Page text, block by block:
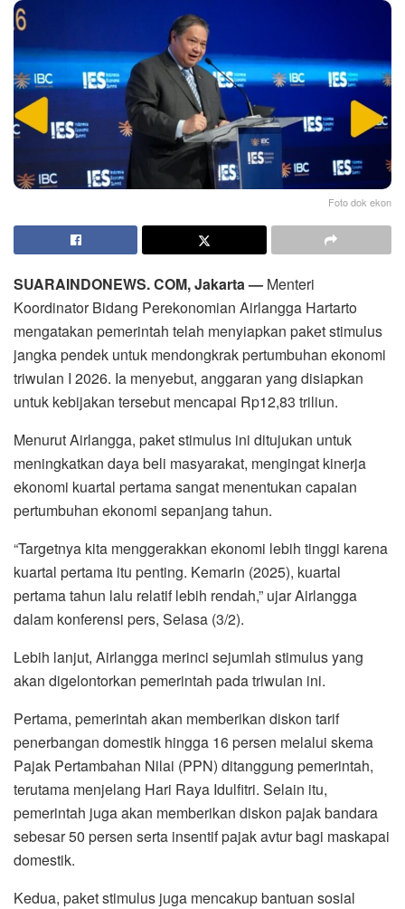
Foto dok ekon
SUARAINDONEWS. COM, Jakarta — Menteri
Koordinator Bidang Perekonomian Airlangga Hartarto
mengatakan pemerintah telah menyiapkan paket stimulus
jangka pendek untuk mendongkrak pertumbuhan ekonomi
triwulan I 2026. Ia menyebut, anggaran yang disiapkan
untuk kebijakan tersebut mencapai Rp12,83 triliun.
Menurut Airlangga, paket stimulus ini ditujukan untuk
meningkatkan daya beli masyarakat, mengingat kinerja
ekonomi kuartal pertama sangat menentukan capaian
pertumbuhan ekonomi sepanjang tahun.
“Targetnya kita menggerakkan ekonomi lebih tinggi karena
kuartal pertama itu penting. Kemarin (2025), kuartal
pertama tahun lalu relatif lebih rendah,” ujar Airlangga
dalam konferensi pers, Selasa (3/2).
Lebih lanjut, Airlangga merinci sejumlah stimulus yang
akan digelontorkan pemerintah pada triwulan ini.
Pertama, pemerintah akan memberikan diskon tarif
penerbangan domestik hingga 16 persen melalui skema
Pajak Pertambahan Nilai (PPN) ditanggung pemerintah,
terutama menjelang Hari Raya Idulfitri. Selain itu,
pemerintah juga akan memberikan diskon pajak bandara
sebesar 50 persen serta insentif pajak avtur bagi maskapai
domestik.
Kedua, paket stimulus juga mencakup bantuan sosial